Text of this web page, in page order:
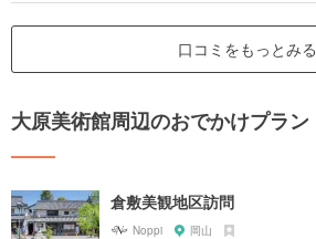
口コミをもっとみる
大原美術館周辺のおでかけプラン
倉敷美観地区訪問
Noppi 岡山